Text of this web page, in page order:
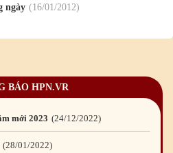
ngày 16/01 /2012
BÁO HPN.VR
mới 2025 24/12/2024
09/02/2024
14/01/2023
mới 2023 24/12/2022
28/01 /2022